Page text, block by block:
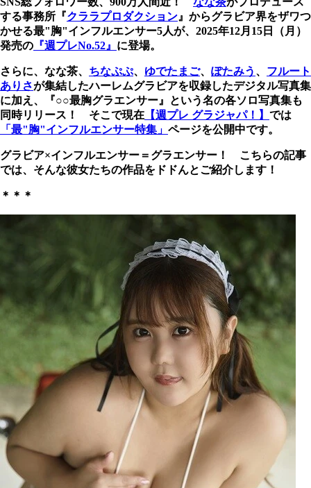
する事務所『クララプロダクション 』からグラビア界をザワつ
かせる最"胸"インフルエンサー5人が、2025年12月15日（月）
発売の 『週プレNo.52』 に登場。
さらに、なな茶、 ちなぷぷ、 ゆでたまご、 ぽたみう 、 フルート
ありさが集結したハーレムグラビアを収録したデジタル写真集
に加え、『○○最胸グラエンサー』という名の各ソロ写真集も
同時リリース！ そこで現在 【週プレ グラジャパ！】 では
「最"胸"インフルエンサー特集」 ページを公開中です。
グラビア×インフルエンサー＝グラエンサー！ こちらの記事
では、そんな彼女たちの作品をドドんとご紹介します！
＊＊＊